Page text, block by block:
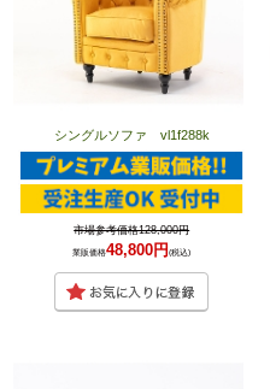
シングルソファ vl1f288k
市場参考価格128,000円
業販価格48,800円(税込)